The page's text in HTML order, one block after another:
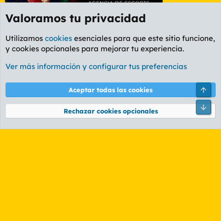
Foro General
Cookies
PL OLDSTYLE AMARILLO
Términos y reglas Política de privacidad Ayuda
Community platform by XenForo® © 2010-2026 XenForo Ltd.
Valoramos tu privacidad
Utilizamos cookies esenciales para que este sitio funcione,
y cookies opcionales para mejorar tu experiencia.
Ver más información y configurar tus preferencias
Aceptar todas las cookies
Rechazar cookies opcionales
Pie